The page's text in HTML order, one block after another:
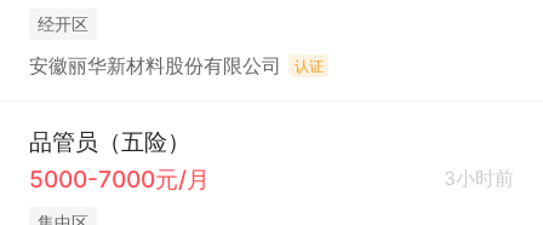
经开区
安徽丽华新材料股份有限公司 认证
品管员（五险）
5000-7000元/月
3小时前